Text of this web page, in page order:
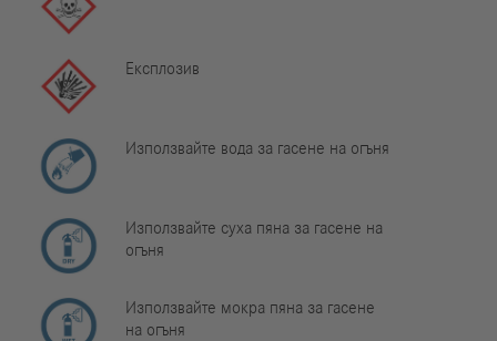
Експлозив
Използвайте вода за гасене на огъня
Използвайте суха пяна за гасене на
огъня
Използвайте мокра пяна за гасене
на огъня